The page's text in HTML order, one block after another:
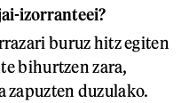
izorranteei?
buruz hitz egiten
bihurtzen zara,
zapuzten duzulako.